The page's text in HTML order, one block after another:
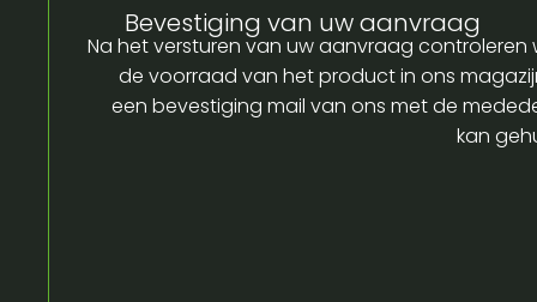
Bevestiging van uw aanvraag
Na het versturen van uw aanvraag controleren
de voorraad van het product in ons
een bevestiging mail van ons met de
kan